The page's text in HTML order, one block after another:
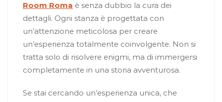
Room Roma è senza dubbio la cura dei
dettagli. Ogni stanza è progettata con
un’attenzione meticolosa per creare
un’esperienza totalmente coinvolgente. Non si
tratta solo di risolvere enigmi, ma di immergersi
completamente in una storia avventurosa.
Se stai cercando un’esperienza unica, che